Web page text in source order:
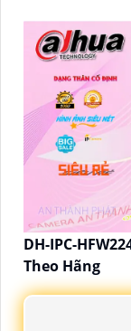
DH-IPC-
Theo Hãng